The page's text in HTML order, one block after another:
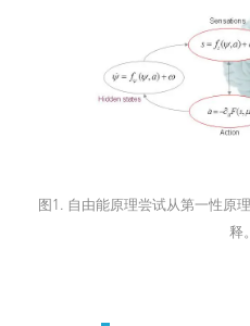
图1. 自由能原理尝试从第一性原
释。